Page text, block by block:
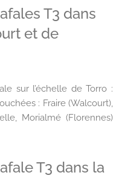
T3 dans
et de
sur l’échelle de Torro :
: Fraire (Walcourt),
Morialmé (Florennes)
T3 dans la